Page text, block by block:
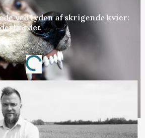
ved lyden af skrigende kvier:
Annonce
Loading...